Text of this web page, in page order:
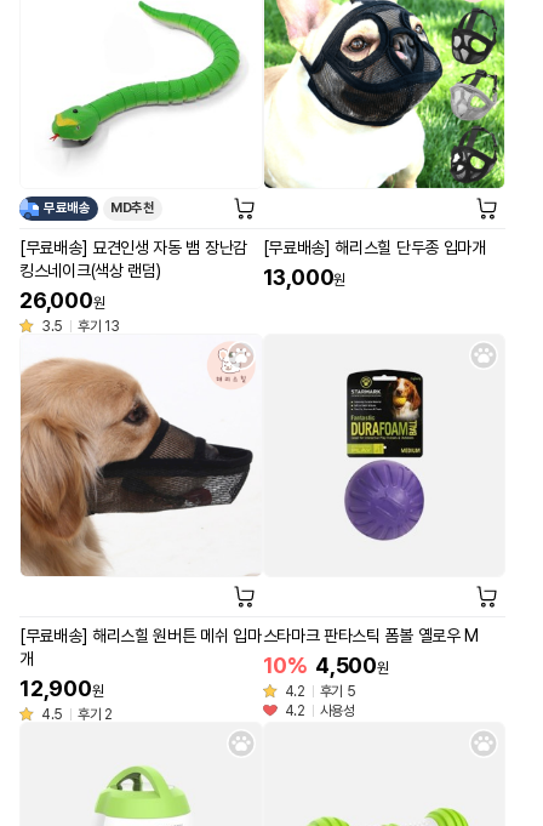
무료배송 MD추천
[무료배송] 묘견인생 자동 뱀 장난감
킹스네이크(색상 랜덤)
26,000원
3.5
후기 13
[무료배송] 해리스힐 단두종 입마개
13,000원
[무료배송] 해리스힐 원버튼 메쉬 입마
개
12,900원
4.5
후기 2
스타마크 판타스틱 폼볼 옐로우 M
10% 4,500원
4.2
후기 5
4.2
사용성